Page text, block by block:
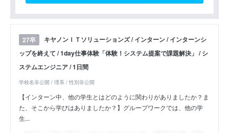
27卒
キヤノンＩＴソリューションズ / インターン / インターンシ
ップを終えて / 1day仕事体験「体験！システム提案で課題解決」 / シ
ステムエンジニア / 1日間
学校名非公開 / 理系 / 性別非公開
【インターン中、他の学生とはどのように関わりがありましたか？ま
た、そこから学びはありましたか？】グループワークでは、他の学
生...